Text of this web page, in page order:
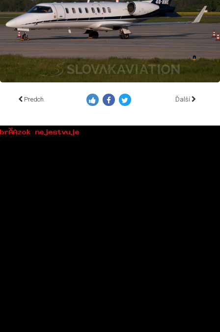
Predch. Ďalší